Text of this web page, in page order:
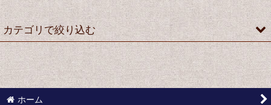
並び順 :
絞り込む
カテゴリで絞り込む
古書・雑誌 (全商品)
それいゆ・ジュニアそれいゆ
ホーム